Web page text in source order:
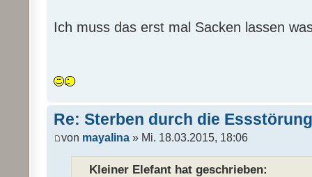
Ich muss das erst mal Sacken lassen
Re: Sterben durch die Essstörung
von mayalina » Mi. 18.03.2015, 18:06
Kleiner Elefant hat geschrieben: